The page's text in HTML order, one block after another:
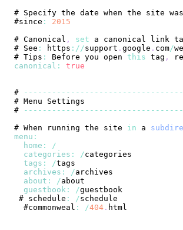
# Specify
#since :
2015
# Canonical , set a canonical link
# See : https : / /support . google . com/
# Tips : Before you open this tag ,
canonical : true
# -- -- -- -- -- -- -- -- -- -- -- -- -- -- -- -- --
# Menu
Settings
#
-- -- -- -- -- -- -- -- -- -- -- -- -- -- -- -- --
# When running the site in a
menu :
home :
/
categories : /
tags : /
archives : /
about : /
guestbook : /
# schedule : /
  #commonweal
: /404 . html